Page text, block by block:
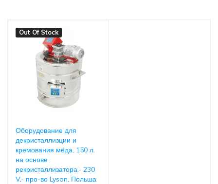
Out Of Stock
Оборудование для
декристаллизции и
кремования мёда, 150 л.
на основе
рекристаллизатора.- 230
V,- про-во Lyson, Польша